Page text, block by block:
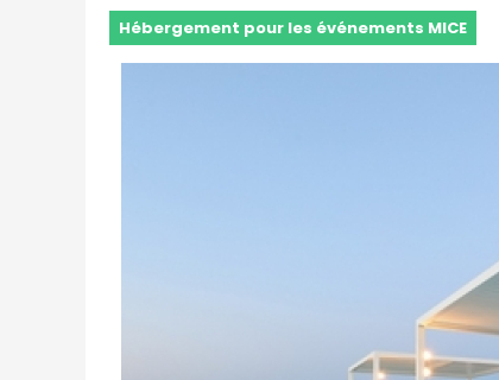
Hébergement pour les événements MICE